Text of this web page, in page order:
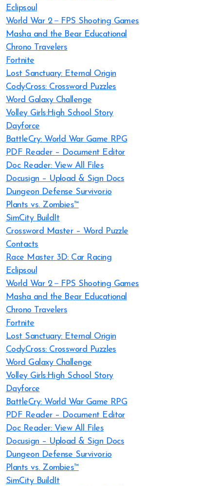
Eclipsoul
World War 2－FPS Shooting Games
Masha and the Bear Educational
Chrono Travelers
Fortnite
Lost Sanctuary: Eternal Origin
CodyCross: Crossword Puzzles
Word Galaxy Challenge
Volley Girls:High School Story
Dayforce
BattleCry: World War Game RPG
PDF Reader – Document Editor
Doc Reader: View All Files
Docusign – Upload & Sign Docs
Dungeon Defense Survivor.io
Plants vs. Zombies™
SimCity BuildIt
Crossword Master – Word Puzzle
Contacts
Race Master 3D: Car Racing
Eclipsoul
World War 2－FPS Shooting Games
Masha and the Bear Educational
Chrono Travelers
Fortnite
Lost Sanctuary: Eternal Origin
CodyCross: Crossword Puzzles
Word Galaxy Challenge
Volley Girls:High School Story
Dayforce
BattleCry: World War Game RPG
PDF Reader – Document Editor
Doc Reader: View All Files
Docusign – Upload & Sign Docs
Dungeon Defense Survivor.io
Plants vs. Zombies™
SimCity BuildIt